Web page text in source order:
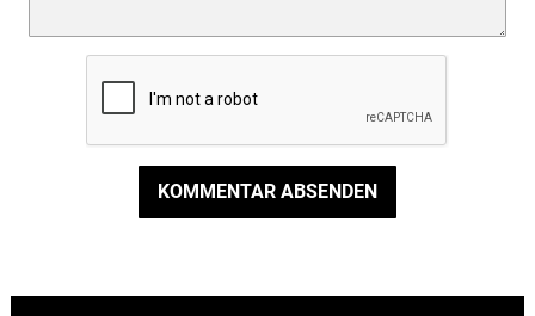
KOMMENTAR ABSENDEN